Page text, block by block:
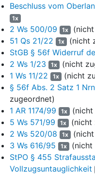
Tochter in einer
suchtkranke Mütter unter
ein eigenes Appartement,
Diesen Umstand teilte sie
Amtsgericht nicht mit, er
Beschwerdeverfahrens
06.06.2024 mit einer
Justizbehörden zur
Beschwerdeführerin unter
4. Mit Schriftsatz vom
Nürnberg am 21.03.2024,
ein Verteidiger zum
beantragte Akteneinsicht
wurde weder im Original
elektronisch vorgelegt. In
Beschluss vom
1x
2 Ws 500/09 1x (nicht
51 Qs 21/22
1x (nicht
StGB § 56f Widerruf
2 Ws 1/23 1x (nicht
1 Ws 11/22
1x (nicht
§ 56f Abs. 2 Satz 1
zugeordnet)
1 AR 1174/99
1x (nicht
5 Ws 571/99
1x (nicht
2 Ws 520/08
1x (nicht
3 Ws 616/95
1x (nicht
StPO § 455
Vollzugsuntauglichkeit